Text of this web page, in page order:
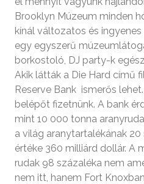
Brooklyn Múzeum minden
kínál változatos és
egy egyszerű
borkostoló, DJ party-k
Akik látták a Die Hard című
Reserve Bank ismerős
belépőt fizetnünk. A bank
mint 10 000 tonna
a világ aranytartalékának
értéke 360 milliárd dollár. A
rudak 98 százaléka nem
nem itt, hanem Fort